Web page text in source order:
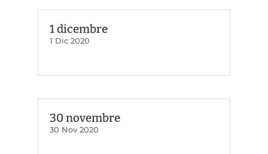
1 dicembre
1 Dic 2020
30 novembre
30 Nov 2020